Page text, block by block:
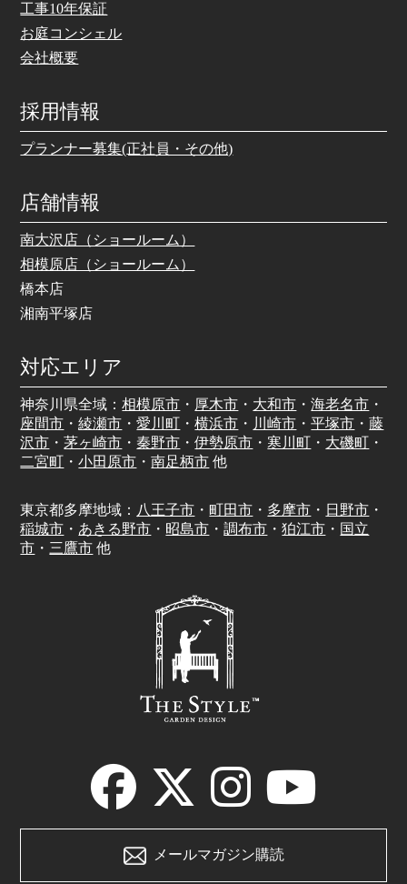
工事10年保証
お庭コンシェル
会社概要
採用情報
プランナー募集(正社員・その他)
店舗情報
南大沢店（ショールーム）
相模原店（ショールーム）
橋本店
湘南平塚店
対応エリア
神奈川県全域：相模原市 ・ 厚木市 ・ 大和市 ・海老名市 ・
座間市 ・綾瀬市 ・愛川町 ・横浜市 ・ 川崎市 ・平塚市 ・藤
沢市 ・茅ヶ崎市 ・ 秦野市 ・伊勢原市 ・ 寒川町 ・ 大磯町 ・
二宮町 ・小田原市 ・南足柄市 他
東京都多摩地域： 八王子市 ・町田市 ・ 多摩市 ・ 日野市 ・
稲城市 ・ あきる野市 ・ 昭島市 ・調布市 ・狛江市 ・ 国立
市 ・ 三鷹市 他
メールマガジン購読